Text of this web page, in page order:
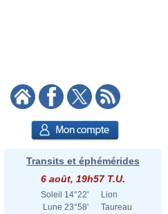
Transits et éphémérides
6 août, 19h57 T.U.
Soleil 14°22'
Lion
Lune 23°58'
Taureau